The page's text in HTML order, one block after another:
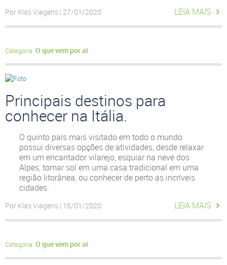
Por Klas Viagens | 27/01/2020 LEIA MAIS
Categoria: O que vem por aí
Principais destinos para
conhecer na Itália.
O quinto país mais visitado em todo o mundo
possui diversas opções de atividades, desde relaxar
em um encantador vilarejo, esquiar na neve dos
Alpes, tomar sol em uma casa tradicional em uma
região litorânea, ou conhecer de perto as incríveis
cidades.
Por Klas Viagens | 16/01/2020 LEIA MAIS
Categoria: O que vem por aí